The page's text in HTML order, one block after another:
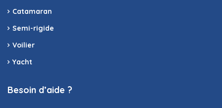
Catamaran
Semi-rigide
Voilier
Yacht
Besoin d’aide ?